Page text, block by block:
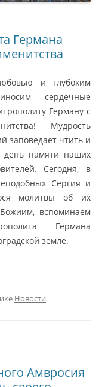
Германа
и глубоким
сердечные
Герману с
Мудрость
заповедает чтить и
день памяти наших
Сегодня, в
Сергия и
молитвы об их
вспоминаем
Германа
земле.
Новости.
Амвросия